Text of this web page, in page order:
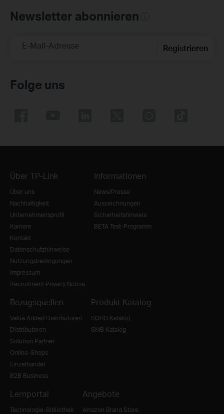
Newsletter abonnieren
E-Mail-Adresse Registrieren
Folge uns
Über TP-Link
Über uns
Nachhaltigkeit
Unternehmensprofil
Karriere
Kontakt
Datenschutzhinweise
Nutzungsbedingungen
Impressum
Recruitment Privacy Notice
Informationen
News/Presse
Auszeichnungen
Sicherheitshinweis
BETA Test-Programm
Bezugsquellen
Value Added Distributoren
Distributoren
Solution Partner
Online-Shops
Einzelhandel
B2B Business
Produkt Katalog
SOHO Katalog
SMB Katalog
Lernportal
Technologie-Bibliothek
Angebote
Amazon Brand Store